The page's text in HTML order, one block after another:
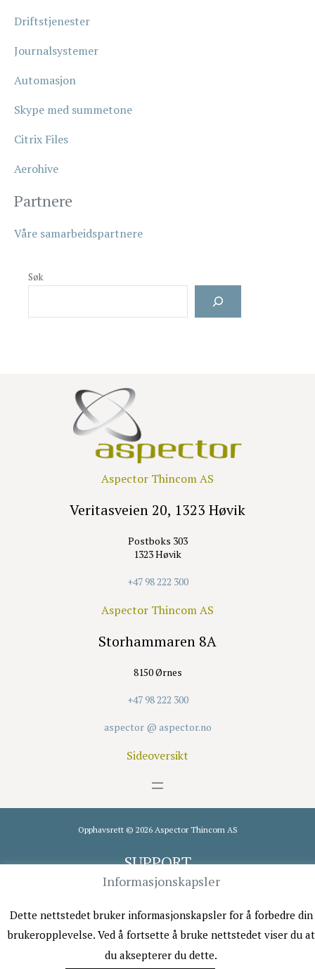
Driftstjenester
Journalsystemer
Automasjon
Skype med summetone
Citrix Files
Aerohive
Partnere
Våre samarbeidspartnere
Søk
Aspector Thincom AS
Veritasveien 20, 1323 Høvik
Postboks 303
1323 Høvik
+47 98 222 300
Aspector Thincom AS
Storhammaren 8A
8150 Ørnes
+47 98 222 300
aspector @ aspector.no
Sideoversikt
Opphavsrett © 2026 Aspector Thincom AS
SUPPORT
Informasjonskapsler
Dette nettstedet bruker informasjonskapsler for å forbedre din
brukeropplevelse. Ved å fortsette å bruke nettstedet viser du at
du aksepterer du dette.